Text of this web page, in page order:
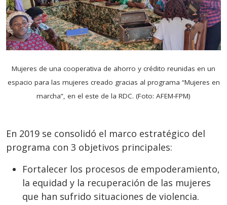
Mujeres de una cooperativa de ahorro y crédito reunidas en un
espacio para las mujeres creado gracias al programa “Mujeres en
marcha”, en el este de la RDC. (Foto: AFEM-FPM)
En 2019 se consolidó el marco estratégico del
programa con 3 objetivos principales:
Fortalecer los procesos de empoderamiento,
la equidad y la recuperación de las mujeres
que han sufrido situaciones de violencia.